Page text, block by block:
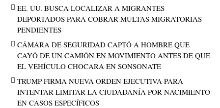
EE. UU. BUSCA LOCALIZAR A MIGRANTES
DEPORTADOS PARA COBRAR MULTAS MIGRATORIAS
PENDIENTES
CÁMARA DE SEGURIDAD CAPTÓ A HOMBRE QUE
CAYÓ DE UN CAMIÓN EN MOVIMIENTO ANTES DE QUE
EL VEHÍCULO CHOCARA EN SONSONATE
TRUMP FIRMA NUEVA ORDEN EJECUTIVA PARA
INTENTAR LIMITAR LA CIUDADANÍA POR NACIMIENTO
EN CASOS ESPECÍFICOS